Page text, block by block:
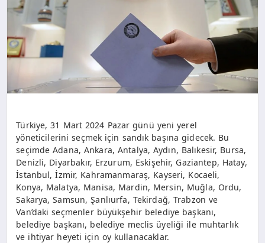
Türkiye, 31 Mart 2024 Pazar günü yeni yerel
yöneticilerini seçmek için sandık başına gidecek. Bu
seçimde Adana, Ankara, Antalya, Aydın, Balıkesir, Bursa,
Denizli, Diyarbakır, Erzurum, Eskişehir, Gaziantep, Hatay,
İstanbul, İzmir, Kahramanmaraş, Kayseri, Kocaeli,
Konya, Malatya, Manisa, Mardin, Mersin, Muğla, Ordu,
Sakarya, Samsun, Şanlıurfa, Tekirdağ, Trabzon ve
Van’daki seçmenler büyükşehir belediye başkanı,
belediye başkanı, belediye meclis üyeliği ile muhtarlık
ve ihtiyar heyeti için oy kullanacaklar.